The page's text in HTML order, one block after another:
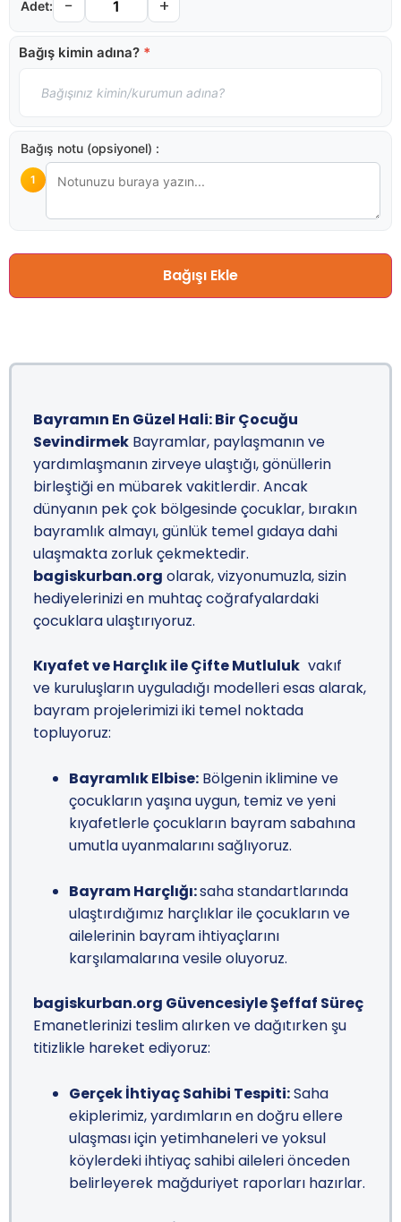
Bayramın En Güzel Hali: Bir Çocuğu
Sevindirmek Bayramlar, paylaşmanın ve
yardımlaşmanın zirveye ulaştığı, gönüllerin
birleştiği en mübarek vakitlerdir. Ancak
dünyanın pek çok bölgesinde çocuklar, bırakın
bayramlık almayı, günlük temel gıdaya dahi
ulaşmakta zorluk çekmektedir.
bagiskurban.org olarak, vizyonumuzla, sizin
hediyelerinizi en muhtaç coğrafyalardaki
çocuklara ulaştırıyoruz.
Kıyafet ve Harçlık ile Çifte Mutluluk vakıf
ve kuruluşların uyguladığı modelleri esas alarak,
bayram projelerimizi iki temel noktada
topluyoruz:
Bayramlık Elbise: Bölgenin iklimine ve
çocukların yaşına uygun, temiz ve yeni
kıyafetlerle çocukların bayram sabahına
umutla uyanmalarını sağlıyoruz.
Bayram Harçlığı:saha standartlarında
ulaştırdığımız harçlıklar ile çocukların ve
ailelerinin bayram ihtiyaçlarını
karşılamalarına vesile oluyoruz.
bagiskurban.org Güvencesiyle Şeffaf Süreç
Emanetlerinizi teslim alırken ve dağıtırken şu
titizlikle hareket ediyoruz:
Gerçek İhtiyaç Sahibi Tespiti:Saha
ekiplerimiz, yardımların en doğru ellere
ulaşması için yetimhaneleri ve yoksul
köylerdeki ihtiyaç sahibi aileleri önceden
belirleyerek mağduriyet raporları hazırlar.
Bağış kimin adına? *
Bağış notu (opsiyonel) :
1
− +
Bağışı Ekle